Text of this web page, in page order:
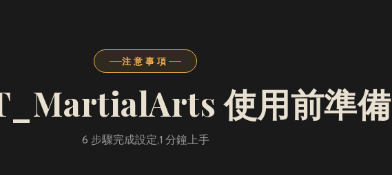
注意事項
使用前準備
6 步驟完成設定,1 分鐘上手